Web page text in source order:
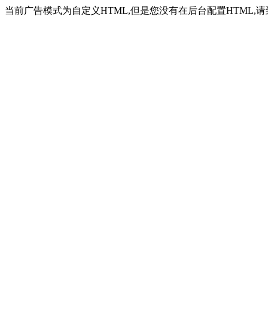
当前广告模式为自定义HTML,但是您没有在后台配置HTML,